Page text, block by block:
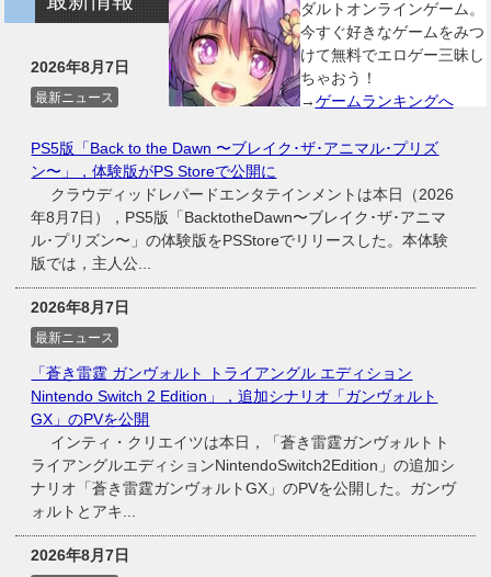
ダルトオンラインゲーム。
今すぐ好きなゲームをみつ
けて無料でエロゲー三昧し
ちゃおう！
→ゲームランキングへ
2026年8月7日
最新ニュース
PS5版「Back to the Dawn 〜ブレイク･ザ･アニマル･プリズ
ン〜」，体験版がPS Storeで公開に
クラウディッドレパードエンタテインメントは本日（2026
年8月7日），PS5版「BacktotheDawn〜ブレイク･ザ･アニマ
ル･プリズン〜」の体験版をPSStoreでリリースした。本体験
版では，主人公...
2026年8月7日
最新ニュース
「蒼き雷霆 ガンヴォルト トライアングル エディション
Nintendo Switch 2 Edition」，追加シナリオ「ガンヴォルト
GX」のPVを公開
インティ・クリエイツは本日，「蒼き雷霆ガンヴォルトト
ライアングルエディションNintendoSwitch2Edition」の追加シ
ナリオ「蒼き雷霆ガンヴォルトGX」のPVを公開した。ガンヴ
ォルトとアキ...
2026年8月7日